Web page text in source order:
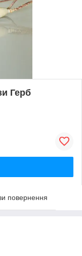
Герб
повернення